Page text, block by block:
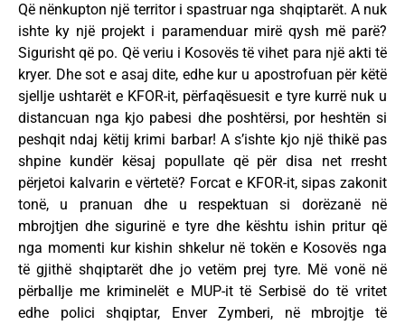
Që nënkupton një territor i spastruar nga shqiptarët. A nuk
ishte ky një projekt i paramenduar mirë qysh më parë?
Sigurisht që po. Që veriu i Kosovës të vihet para një akti të
kryer. Dhe sot e asaj dite, edhe kur u apostrofuan për këtë
sjellje ushtarët e KFOR-it, përfaqësuesit e tyre kurrë nuk u
distancuan nga kjo pabesi dhe poshtërsi, por heshtën si
peshqit ndaj këtij krimi barbar! A s’ishte kjo një thikë pas
shpine kundër kësaj popullate që për disa net rresht
përjetoi kalvarin e vërtetë? Forcat e KFOR-it, sipas zakonit
tonë, u pranuan dhe u respektuan si dorëzanë në
mbrojtjen dhe sigurinë e tyre dhe kështu ishin pritur që
nga momenti kur kishin shkelur në tokën e Kosovës nga
të gjithë shqiptarët dhe jo vetëm prej tyre. Më vonë në
përballje me kriminelët e MUP-it të Serbisë do të vritet
edhe polici shqiptar, Enver Zymberi, në mbrojtje të